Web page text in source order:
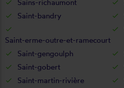
Sains-richaumont
Saint-bandry
Saint-erme-outre-et-ramecourt
Saint-gengoulph
Saint-gobert
Saint-martin-rivière